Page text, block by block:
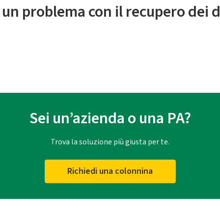
problema con il recupero dei
Sei un’azienda o una PA?
Trova la soluzione più giusta per te.
Richiedi una colonnina